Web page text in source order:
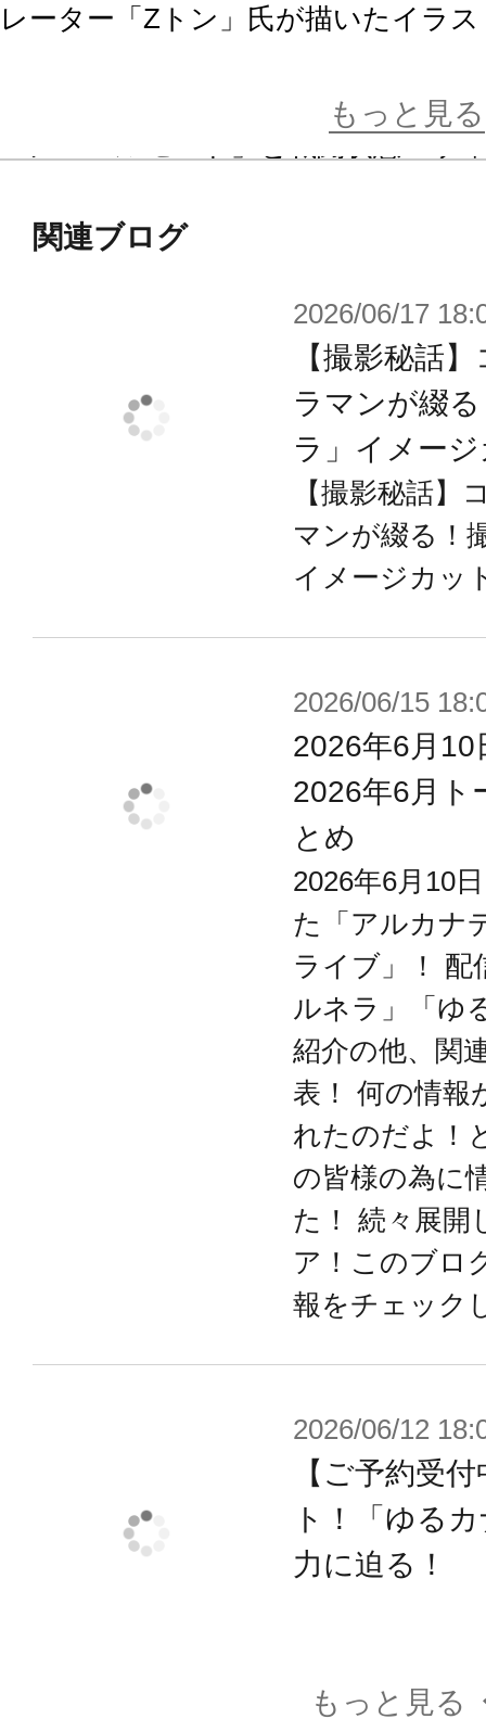
レーター「Zトン」氏が描いたイラ
各部専用パーツの組み換えにより、
各部の分割設計は3ｍｍジョイント
【付属品＆ギミック】
・各部専用パーツの組み換えにより
闘状態「ウィライズモード」の2種
・4種類のタンポ印刷済みの表情パー
・好みの表情を作ることができる水
・ポニーテール基部は軸接続により
・背中の魔法陣型のパーツは中央に
ム形状のジョイントとなっており、
の魔法陣型パーツと互換性あり
・人型腰部分、下半身胴体2箇所の
ト接続になっているため、好みのポ
シブルに可動。武器を構えた姿のほ
りポーズの再現など、馬らしいポー
・下半身の背、胴体下部分、尻部分
・腰中央のベルト基部、ベルト先端
・腰部分左右のベルトは基部が軸接
・尻尾基部が軸接続により可動
・ウィライズモードの左肩外装はス
・左肩外装上部のパーツ差し換えに
・ウィライズモード腰左右の装甲パ
ードポイント、カバーパーツが存在
・大型ランスは先端パーツの差し換
合わせることで「軍馬」イメージし
もっと見る
関連ブログ
2026/06/17
【撮影秘話
ラマンが綴
ラ」イメー
【撮影秘話】
マンが綴る！
イメージカッ
2026/06/15
2026年6月
2026年6月ト
とめ
2026年6月10
た「アルカナ
ライブ」！ 配
ルネラ」「ゆ
紹介の他、関
表！ 何の情報
れたのだよ！
の皆様の為に
た！ 続々展開
ア！このブロ
報をチェック
2026/06/12
【ご予約受
ト！「ゆる
力に迫る！
もっと見る